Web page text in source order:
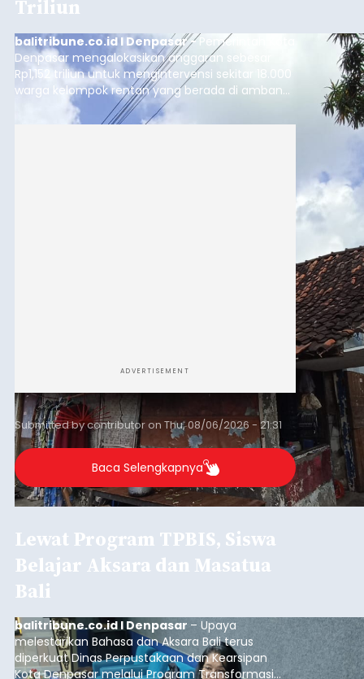
Triliun
balitribune.co.id I Denpasar -Pemerintah Kota
Denpasar mengalokasikan anggaran sebesar
Rp1,152 triliun untuk mengintervensi sekitar 18.000
warga kelompok rentan yang berada di ambang
garis kemiskinan. Langkah strategis ini diambil
guna menjaga masyarakat yang berada pada
ADVERTISEMENT
Submitted bycontributoron Thu, 08/06/2026 - 21:31
Baca Selengkapnya
Lewat Program TPBIS, Siswa
Belajar Aksara dan Masatua
Bali
balitribune.co.id I Denpasar – Upaya
melestarikan Bahasa dan Aksara Bali terus
diperkuat Dinas Perpustakaan dan Kearsipan
Kota Denpasar melalui Program Transformasi